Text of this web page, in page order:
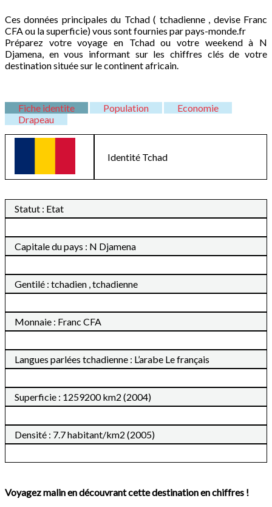
Ces données principales du Tchad ( tchadienne , devise Franc
CFA ou la superficie) vous sont fournies par pays-monde.fr
Préparez votre voyage en Tchad ou votre weekend à N
Djamena, en vous informant sur les chiffres clés de votre
destination située sur le continent africain.
Fiche identite Population
Economie
Drapeau
Identité Tchad
Statut : Etat
Capitale du pays : N Djamena
Gentilé : tchadien , tchadienne
Monnaie : Franc CFA
Langues parlées tchadienne : L’arabe Le français
Superficie : 1259200 km2 (2004)
Densité : 7.7 habitant/km2 (2005)
Voyagez malin en découvrant cette destination en chiffres !